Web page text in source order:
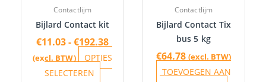
Contactlijm
Bijlard Contact kit
€11.03-€192.38
(excl. BTW)
OPTIES
SELECTEREN
gekozen
worden
op
Contactlijm
Bijlard Contact Tix
bus 5 kg
€64.78 (excl. BTW)
TOEVOEGEN AAN